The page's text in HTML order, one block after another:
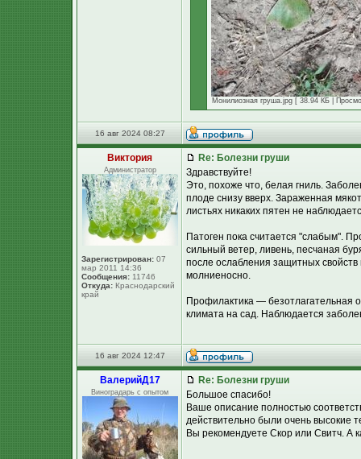
Монилиозная груша.jpg [ 38.94 КБ |
16 авг 2024 08:27
Виктория
Администратор
Зарегистрирован: 07
мар 2011 14:36
Сообщения: 11746
Откуда: Краснодарский
край
Re: Болезни груши
Здравствуйте!
Это, похоже что, белая гниль.
плоде снизу вверх. Зараженная
листьях никаких пятен не
Патоген пока считается "слабым".
сильный ветер, ливень, песчаная
после ослабления защитных
молниеносно.
Профилактика — безотлагательная
климата на сад. Наблюдается
16 авг 2024 12:47
ВалерийД17
Виноградарь с опытом
Re: Болезни груши
Большое спасибо!
Ваше описание полностью
действительно были очень высокие
Вы рекомендуете Скор или Свитч. А